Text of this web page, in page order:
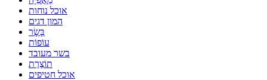
אוכל נוחות
המון דגים
בָּשָׂר
עוֹפוֹת
בשר מעובד
תוֹצֶרֶת
אוכל חטיפים